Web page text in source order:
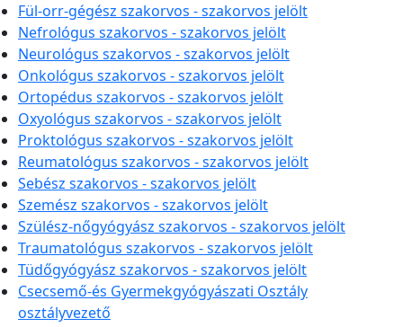
Fül-orr-gégész szakorvos - szakorvos jelölt
Nefrológus szakorvos - szakorvos jelölt
Neurológus szakorvos - szakorvos jelölt
Onkológus szakorvos - szakorvos jelölt
Ortopédus szakorvos - szakorvos jelölt
Oxyológus szakorvos - szakorvos jelölt
Proktológus szakorvos - szakorvos jelölt
Reumatológus szakorvos - szakorvos jelölt
Sebész szakorvos - szakorvos jelölt
Szemész szakorvos - szakorvos jelölt
Szülész-nőgyógyász szakorvos - szakorvos jelölt
Traumatológus szakorvos - szakorvos jelölt
Tüdőgyógyász szakorvos - szakorvos jelölt
Csecsemő-és Gyermekgyógyászati Osztály
osztályvezető